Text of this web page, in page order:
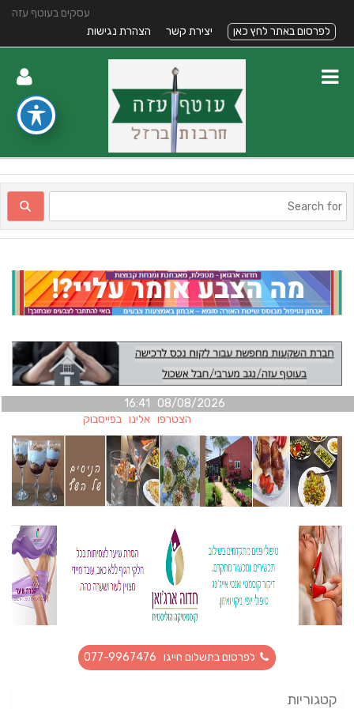
עסקים בעוטף עזה
לפרסום באתר לחץ כאן
יצירת קשר הצהרת נגישות
08/08/2026 16:41
הצטרפו אלינו בפייסבוק
לפרסום בתשלום חייגו 077-9967476
קטגוריות